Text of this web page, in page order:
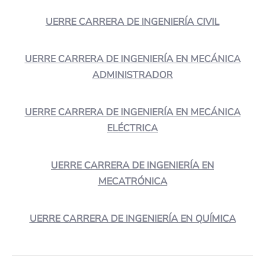
UERRE CARRERA DE INGENIERÍA CIVIL
UERRE CARRERA DE INGENIERÍA EN MECÁNICA
ADMINISTRADOR
UERRE CARRERA DE INGENIERÍA EN MECÁNICA
ELÉCTRICA
UERRE CARRERA DE INGENIERÍA EN
MECATRÓNICA
UERRE CARRERA DE INGENIERÍA EN QUÍMICA